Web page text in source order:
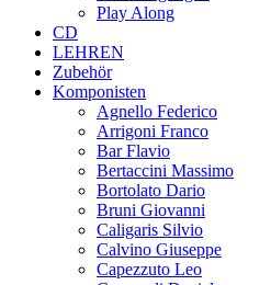
Play Along
CD
LEHREN
Zubehör
Komponisten
Agnello Federico
Arrigoni Franco
Bar Flavio
Bertaccini Massimo
Bortolato Dario
Bruni Giovanni
Caligaris Silvio
Calvino Giuseppe
Capezzuto Leo